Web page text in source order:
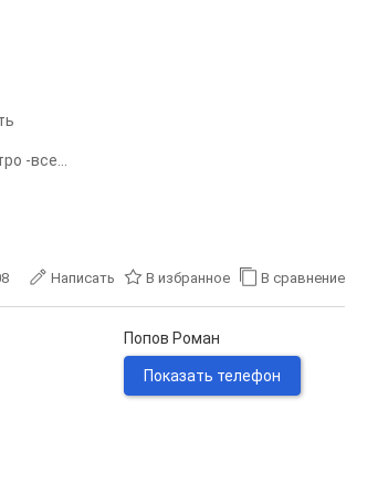
-все...
Написать В избранное В сравнение
Попов Роман
Показать телефон